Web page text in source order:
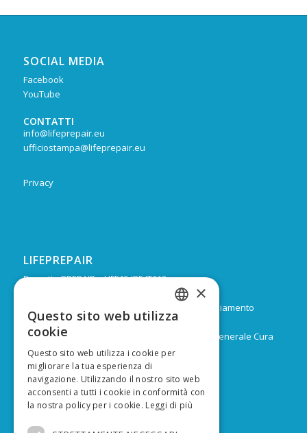
SOCIAL MEDIA
Facebook
YouTube
CONTATTI
info@lifeprepair.eu
ufficiostampa@lifeprepair.eu
Privacy
LIFEPREPAIR
Progetto PREPAIR – LIFE15 IPE IT013
Durata: Febbraio 2017 – Dicembre 2024
Budget: 16.805.939 € di cui 9.974.624 di co-finanziamento
europeo
Capofila: Regione Emilia-Romagna, Direzione Generale Cura
del territorio e dell’ambiente
FINANZIATO DA
ITALIAN
×
Questo sito web utilizza
cookie
Questo sito web utilizza i cookie per
migliorare la tua esperienza di
navigazione. Utilizzando il nostro sito web
acconsenti a tutti i cookie in conformità con
la nostra policy per i cookie. Leggi di più